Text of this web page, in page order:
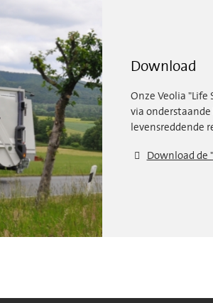
Download
Onze Veolia
via
levensreddende
Download de